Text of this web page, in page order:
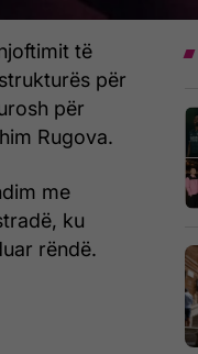
të
për
për
Rugova.
me
ku
rëndë.